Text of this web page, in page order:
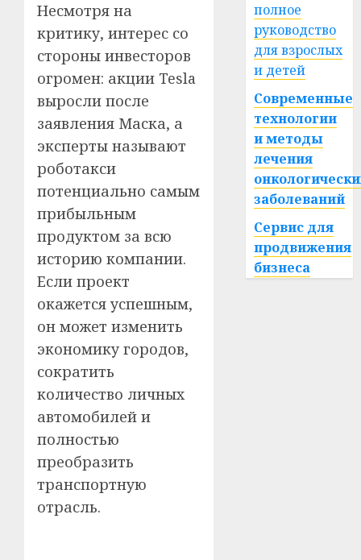
Несмотря на
критику, интерес со
стороны инвесторов
огромен: акции Tesla
выросли после
заявления Маска, а
эксперты называют
роботакси
потенциально самым
прибыльным
продуктом за всю
историю компании.
Если проект
окажется успешным,
он может изменить
экономику городов,
сократить
количество личных
автомобилей и
полностью
преобразить
транспортную
отрасль.
полное
руководство
для взрослых
и детей
Современные
технологии
и методы
лечения
заболеваний
Сервис для
продвижения
бизнеса